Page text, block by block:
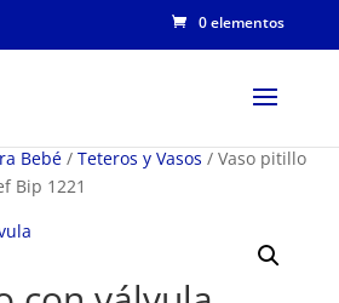
0 elementos
Bebé / Teteros y Vasos / Vaso pitillo
Bip 1221